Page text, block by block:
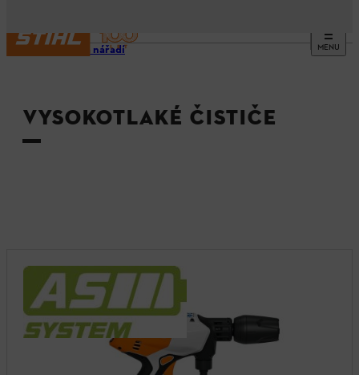
MENU
Stroje a nářadí
VYSOKOTLAKÉ ČISTIČE